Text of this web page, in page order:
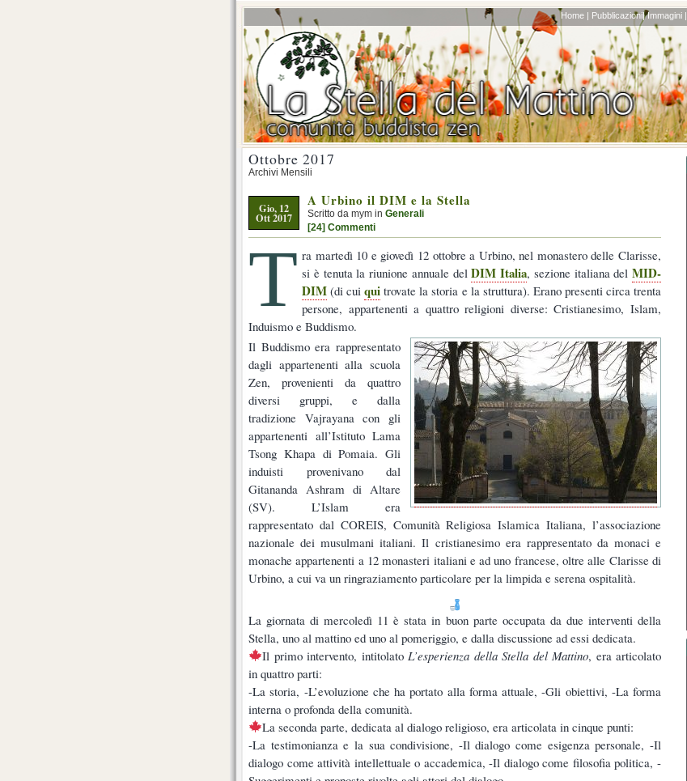
Home | Pubblicazioni| Immagini |
Ottobre 2017
Archivi Mensili
Gio, 12
Ott 2017
A Urbino il DIM e la Stella
Scritto da mym in Generali
[24] Commenti
T ra martedì 10 e giovedì 12 ottobre a Urbino, nel monastero delle Clarisse,
si è tenuta la riunione annuale delDIM Italia, sezione italiana del MID-
DIM (di cuiqui trovate la storia e la struttura). Erano presenti circa trenta
persone, appartenenti a quattro religioni diverse: Cristianesimo, Islam,
Induismo e Buddismo.
Il Buddismo era rappresentato
dagli appartenenti alla scuola
Zen, provenienti da quattro
diversi gruppi, e dalla
tradizione Vajrayana con gli
appartenenti all’Istituto Lama
Tsong Khapa di Pomaia. Gli
induisti provenivano dal
Gitananda Ashram di Altare
(SV). L’Islam era
rappresentato dal COREIS, Comunità Religiosa Islamica Italiana, l’associazione
nazionale dei musulmani italiani. Il cristianesimo era rappresentato da monaci e
monache appartenenti a 12 monasteri italiani e ad uno francese, oltre alle Clarisse di
Urbino, a cui va un ringraziamento particolare per la limpida e serena ospitalità.
La giornata di mercoledì 11 è stata in buon parte occupata da due interventi della
Stella, uno al mattino ed uno al pomeriggio, e dalla discussione ad essi dedicata.
Il primo intervento, intitolato L’esperienza della Stella del Mattino, era articolato
in quattro parti:
-La storia, -L’evoluzione che ha portato alla forma attuale, -Gli obiettivi, -La forma
interna o profonda della comunità.
La seconda parte, dedicata al dialogo religioso, era articolata in cinque punti:
-La testimonianza e la sua condivisione, -Il dialogo come esigenza personale, -Il
dialogo come attività intellettuale o accademica, -Il dialogo come filosofia politica, -